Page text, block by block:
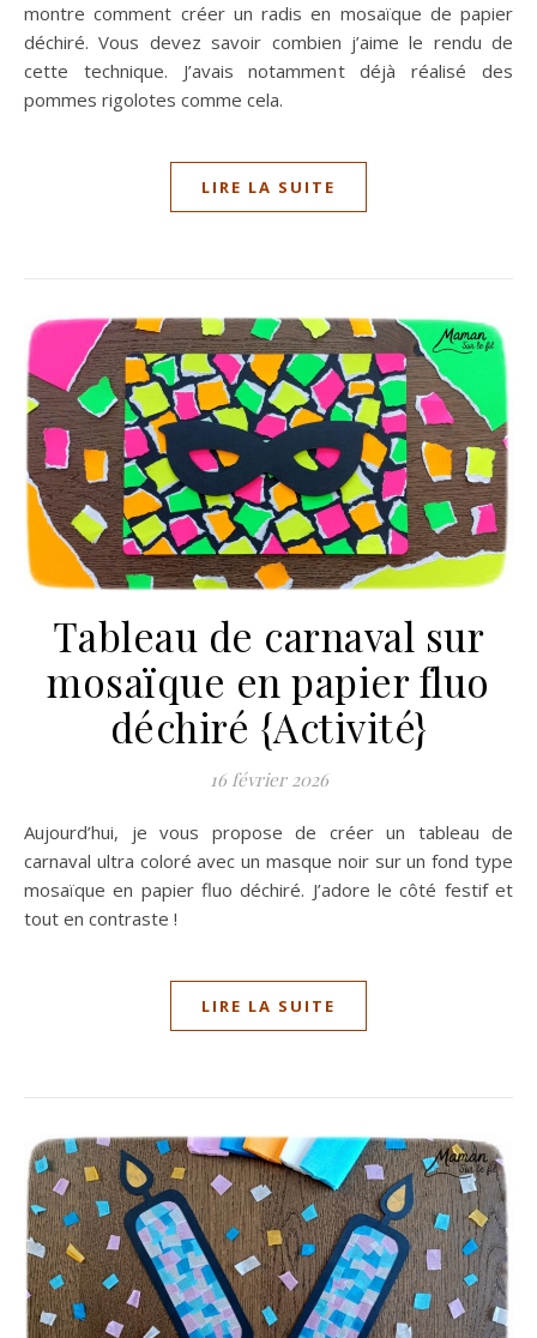
montre comment créer un radis en mosaïque de papier
déchiré. Vous devez savoir combien j’aime le rendu de
cette technique. J’avais notamment déjà réalisé des
pommes rigolotes comme cela.
LIRE LA SUITE
Tableau de carnaval sur
mosaïque en papier fluo
déchiré {Activité}
16 février 2026
Aujourd’hui, je vous propose de créer un tableau de
carnaval ultra coloré avec un masque noir sur un fond type
mosaïque en papier fluo déchiré. J’adore le côté festif et
tout en contraste !
LIRE LA SUITE